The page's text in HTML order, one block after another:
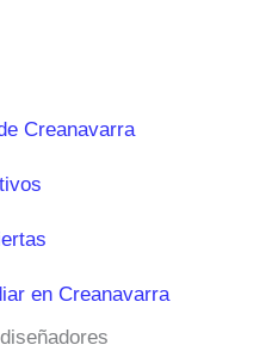
Creanavarra
en Creanavarra